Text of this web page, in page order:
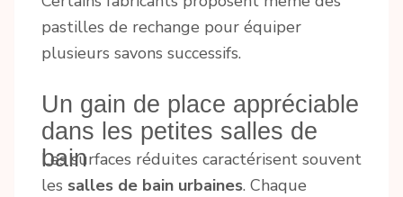
pastilles de rechange pour équiper
plusieurs savons successifs.
Un gain de place appréciable
dans les petites salles de
bain
Les surfaces réduites caractérisent souvent
les salles de bain urbaines. Chaque